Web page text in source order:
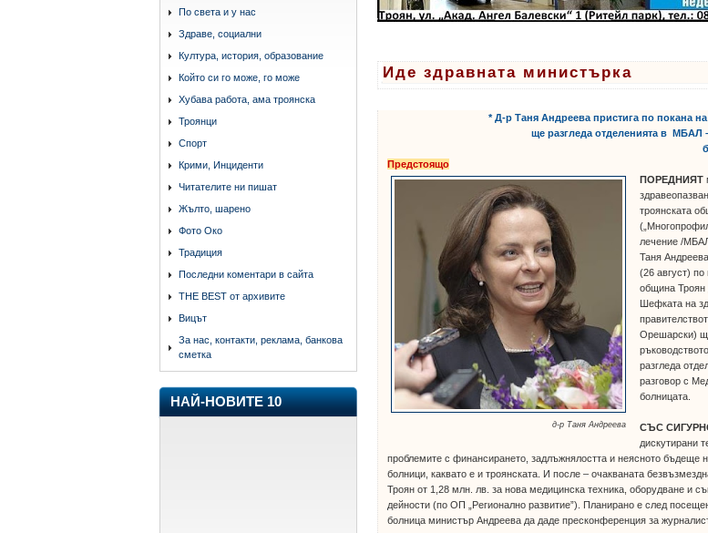
По света и у нас
Здраве, социални
Култура, история, образование
Който си го може, го може
Хубава работа, ама троянска
Троянци
Спорт
Крими, Инциденти
Читателите ни пишат
Жълто, шарено
Фото Око
Традиция
Последни коментари в сайта
THE BEST от архивите
Вицът
За нас, контакти, реклама, банкова
сметка
НАЙ-НОВИТЕ 10
Иде здравната министърка
* Д-р Таня Андреева пристига по покана
ще разгледа отделенията в МБАЛ
Предстоящо
д-р Таня Андреева
ПОРЕДНИЯТ
троянската
лечение /
Таня
(26 август)
община Троян
Шефката на
Орешарски)
разгледа
разговор с
болницата.
СЪС
дискутирани
проблемите с финансирането, задлъжнялостта и неясното бъдеще
болници, каквато е и троянската. И после – очакваната
Троян от 1,28 млн. лв. за нова медицинска техника, оборудване и
дейности (по ОП „Регионално развитие”). Планирано е след
болница министър Андреева да даде пресконференция за